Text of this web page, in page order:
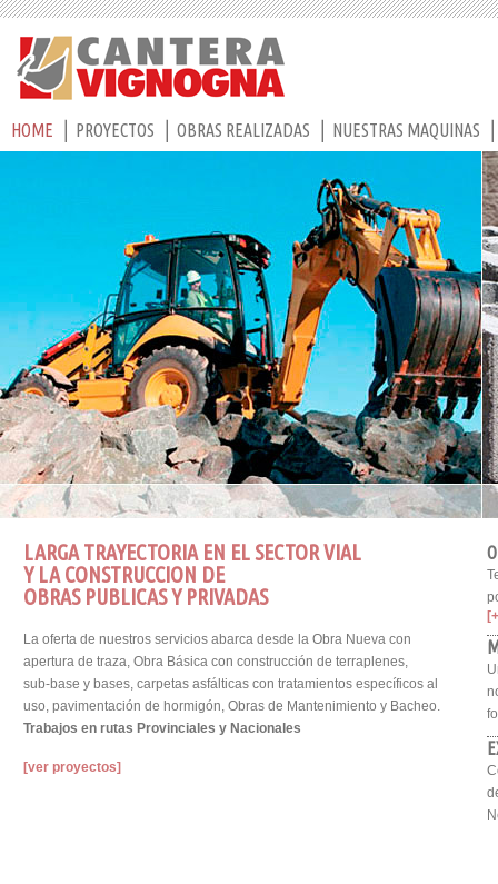
HOME PROYECTOS OBRAS REALIZADAS NUESTRAS MAQUINAS
LARGA TRAYECTORIA EN EL SECTOR VIAL
Y LA CONSTRUCCION DE
OBRAS PUBLICAS Y PRIVADAS
La oferta de nuestros servicios abarca desde la Obra Nueva con
apertura de traza, Obra Básica con construcción de terraplenes,
sub-base y bases, carpetas asfálticas con tratamientos específicos al
uso, pavimentación de hormigón, Obras de Mantenimiento y Bacheo.
Trabajos en rutas Provinciales y Nacionales
[ver proyectos]